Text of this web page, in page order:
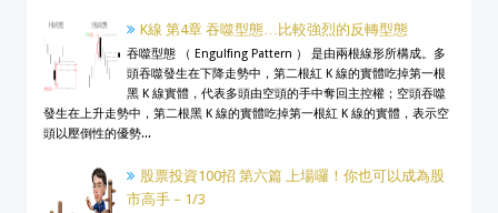
K線 第4章 吞噬型態…比較強烈的反轉型態
吞噬型態 （ Engulfing Pattern ） 是由兩根線形所構成。多
頭吞噬發生在下降走勢中，第二根紅 K 線的實體吃掉第一根
黑 K 線實體，代表多頭由空頭的手中奪回主控權；空頭吞噬
發生在上升走勢中，第二根黑 K 線的實體吃掉第一根紅 K 線的實體，表示空
頭以壓倒性的優勢...
股票投資100招 第六篇 上場囉！你也可以成為股
市高手－1/3